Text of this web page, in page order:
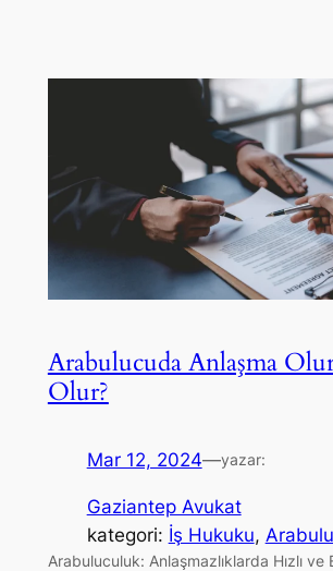
Arabulucuda Anlaşma
Olur?
Mar 12, 2024—yazar:
Gaziantep Avukat
kategori: İş Hukuku,
Arabuluculuk: Anlaşmazlıklarda Hızlı ve